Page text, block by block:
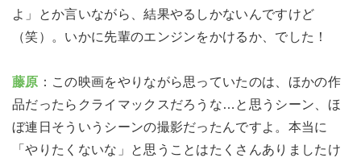
よ」とか言いながら、結果やるしかないんですけど
（笑）。いかに先輩のエンジンをかけるか、でした！
藤原 ：この映画をやりながら思っていたのは、ほかの作
品だったらクライマックスだろうな…と思うシーン、ほ
ぼ連日そういうシーンの撮影だったんですよ。本当に
「やりたくないな」と思うことはたくさんありましたけ